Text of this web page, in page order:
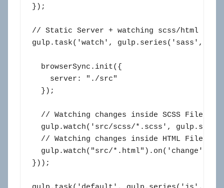
});
// Static Server + watching scss/html
gulp.task('watch', gulp.series('sass',
  browserSync.init({
    server: "./src"
  });
  // Watching changes inside SCSS Files
gulp.watch('src/scss/*.scss',
  // Watching changes inside HTML Files
gulp.watch("src/*.html").on('change',
}));